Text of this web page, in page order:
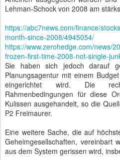
Lehman-Schock von 2008 am
https://abc7news.com/finance/
month-since-2008/4945054/
https://www.zerohedge.com/news/
frozen-first-time-2008-not-single-
Sie haben sich jedoch darauf
Planungsagentur mit einem
eingerichtet wird. Die
Rahmenbedingungen für diese
Kulissen ausgehandelt, so die
P2 Freimaurer.
Eine weitere Sache, die auf
Geheimgesellschaften, vereinbart
aus dem System gerissen wird,